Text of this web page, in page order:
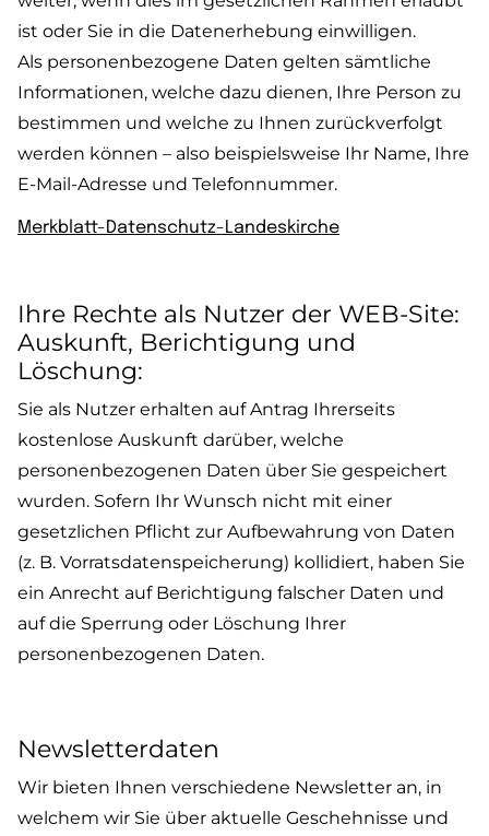
ist oder Sie in die Datenerhebung einwilligen.
Als personenbezogene Daten gelten sämtliche
Informationen, welche dazu dienen, Ihre Person zu
bestimmen und welche zu Ihnen zurückverfolgt
werden können – also beispielsweise Ihr Name, Ihre
E-Mail-Adresse und Telefonnummer.
Merkblatt-Datenschutz-Landeskirche
Ihre Rechte als Nutzer der WEB-Site:
Auskunft, Berichtigung und
Löschung:
Sie als Nutzer erhalten auf Antrag Ihrerseits
kostenlose Auskunft darüber, welche
personenbezogenen Daten über Sie gespeichert
wurden. Sofern Ihr Wunsch nicht mit einer
gesetzlichen Pflicht zur Aufbewahrung von Daten
(z. B. Vorratsdatenspeicherung) kollidiert, haben Sie
ein Anrecht auf Berichtigung falscher Daten und
auf die Sperrung oder Löschung Ihrer
personenbezogenen Daten.
Newsletterdaten
Wir bieten Ihnen verschiedene Newsletter an, in
welchem wir Sie über aktuelle Geschehnisse und